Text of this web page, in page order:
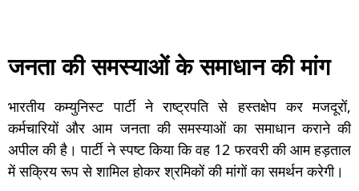
जनता की समस्याओं के समाधान की मांग
भारतीय कम्युनिस्ट पार्टी ने राष्ट्रपति से हस्तक्षेप कर मजदूरों,
कर्मचारियों और आम जनता की समस्याओं का समाधान कराने की
अपील की है। पार्टी ने स्पष्ट किया कि वह 12 फरवरी की आम हड़ताल
में सक्रिय रूप से शामिल होकर श्रमिकों की मांगों का समर्थन करेगी।